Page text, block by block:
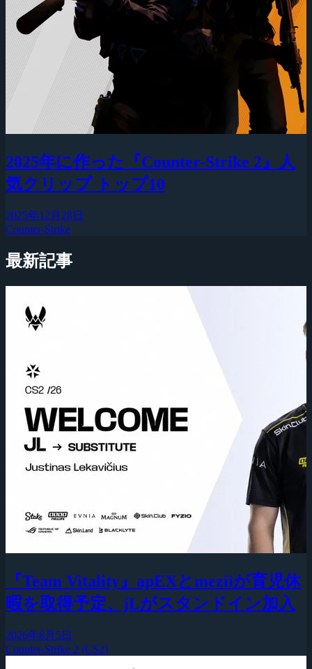
2025年に作った『Counter-Strike 2』人
気クリップ トップ10
2025年12月28日
Counter-Strike
最新記事
『Team Vitality』apEXとmeziiが育児休
暇を取得予定、jLがスタンドイン加入
2026年8月5日
Counter-Strike 2 (CS2)